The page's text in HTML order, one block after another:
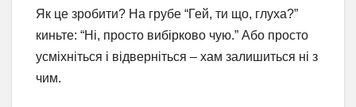
Як це зробити? На грубе “Гей, ти що, глуха?”
киньте: “Ні, просто вибірково чую.” Або просто
усміхніться і відверніться – хам залишиться ні з
чим.